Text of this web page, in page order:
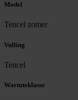
Model
Tencel zomer
Vulling
Tencel
Warmteklasse